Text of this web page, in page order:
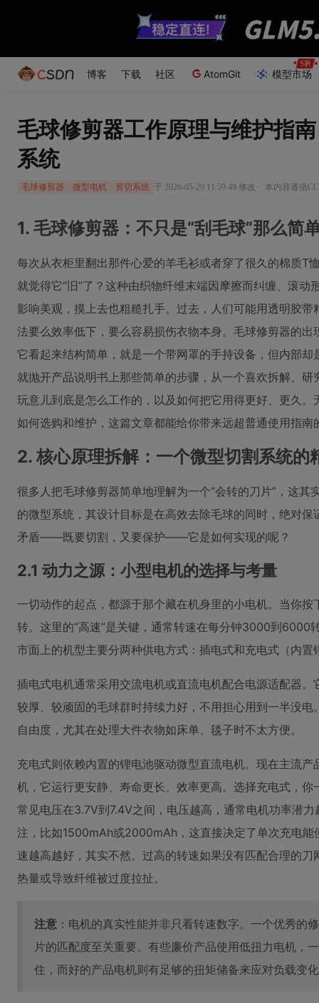
博客 下载 社区 AtomGit 模型市场
毛球修剪器工作原理与维护指
系统
毛球修剪器 微型电机 剪切系统 于 2026-05-29 11:59:49 修改 · 本内容遵循
1. 毛球修剪器：不只是“刮毛球”那么简
每次从衣柜里翻出那件心爱的羊毛衫或者穿了很久的棉质T
就觉得它“旧”了？这种由织物纤维末端因摩擦而纠缠、滚
影响美观，摸上去也粗糙扎手。过去，人们可能用透明胶
法要么效率低下，要么容易损伤衣物本身。毛球修剪器的
它看起来结构简单，就是一个带网罩的手持设备，但内部
就抛开产品说明书上那些简单的步骤，从一个喜欢拆解、
玩意儿到底是怎么工作的，以及如何把它用得更好、更久
如何选购和维护，这篇文章都能给你带来远超普通使用指南
2. 核心原理拆解：一个微型切割系统的
很多人把毛球修剪器简单地理解为一个“会转的刀片”，这
的微型系统，其设计目标是在高效去除毛球的同时，绝对
矛盾——既要切割，又要保护——它是如何实现的呢？
2.1 动力之源：小型电机的选择与考量
一切动作的起点，都源于那个藏在机身里的小电机。当你
转。这里的“高速”是关键，通常转速在每分钟3000到6000
市面上的机型主要分两种供电方式：插电式和充电式（内置
插电式电机通常采用交流电机或直流电机配合电源适配器
较厚、较顽固的毛球群时持续力好，不用担心用到一半没
自由度，尤其在处理大件衣物如床单、毯子时不太方便。
充电式则依赖内置的锂电池驱动微型直流电机。现在主流
机，它运行更安静、寿命更长、效率更高。选择充电式，
常见电压在3.7V到7.4V之间，电压越高，通常电机功率潜
注，比如1500mAh或2000mAh，这直接决定了单次充电能
速越高越好，其实不然。过高的转速如果没有匹配合理的
热量或导致纤维被过度拉扯。
注意 ：电机的真实性能并非只看转速数字。一个优秀的
片的匹配度至关重要。有些廉价产品使用低扭力电机，
住，而好的产品电机则有足够的扭矩储备来应对负载变